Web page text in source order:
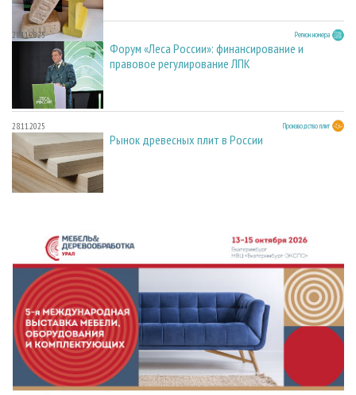
28.11.2025 Регион номера
Форум «Леса России»: финансирование и
правовое регулирование ЛПК
28.11.2025 Производство плит
Рынок древесных плит в России